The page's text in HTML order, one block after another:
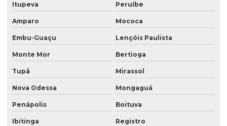
Saco valvulado multifolhado
Saco valvulado de papel
Saco valvulado polipropileno
Saco valvulado produto quimico
Saco valvulado de rafia
Saco valvulado rafia transparente
Itupeva Peruíbe
Amparo Mococa
Embu-Guaçu Lençóis Paulista
Monte Mor Bertioga
Tupã Mirassol
Nova Odessa Mongaguá
Penápolis Boituva
Ibitinga Registro